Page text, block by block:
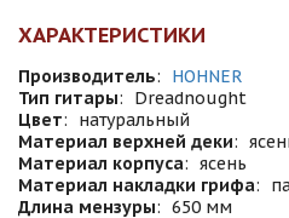
ХАРАКТЕРИСТИКИ
Производитель:
HOHNER
Тип гитары:
Dreadnought
Цвет:
натуральный
Материал верхней деки:
Материал корпуса: ясень
Материал накладки грифа:
Длина мензуры: 650 мм